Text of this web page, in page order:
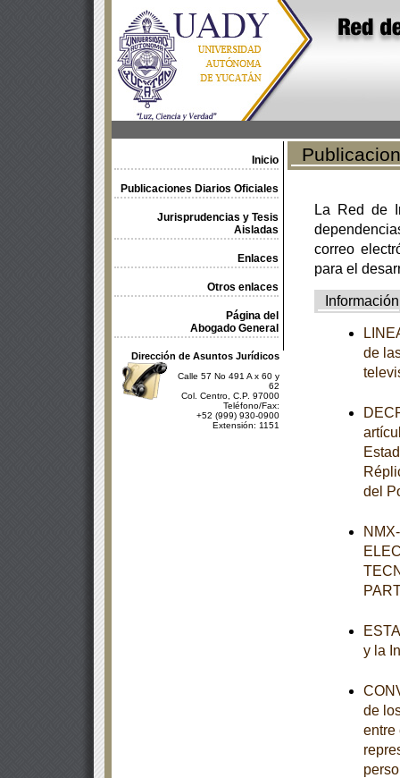
Inicio
Publicaciones Diarios Oficiales
Jurisprudencias y Tesis
Aisladas
Enlaces
Otros enlaces
Página del
Abogado General
Dirección de Asuntos Jurídicos
Calle 57 No 491 A x 60 y
62
Col. Centro, C.P. 97000
Teléfono/Fax:
+52 (999) 930-0900
Extensión: 1151
La Red de
correo
para el
Información
de
del
y la
de
entre